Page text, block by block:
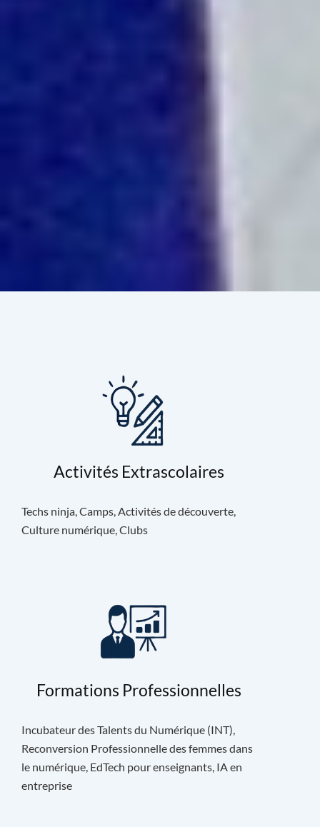
Activités Extrascolaires
Techs ninja, Camps, Activités de découverte,
Culture numérique, Clubs
Formations Professionnelles
Incubateur des Talents du Numérique (INT),
Reconversion Professionnelle des femmes dans
le numérique, EdTech pour enseignants, IA en
entreprise